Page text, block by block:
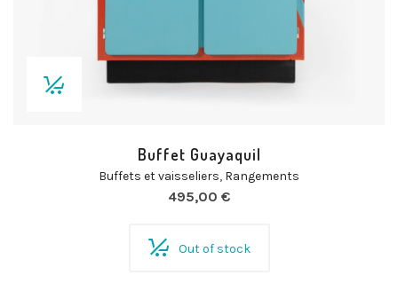
Buffet Guayaquil
Buffets et vaisseliers, Rangements
495,00 €
Out of stock